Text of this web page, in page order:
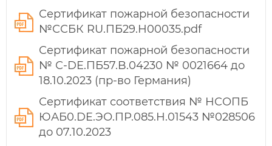
Сертификат пожарной безопасности
№ССБК RU.ПБ29.Н00035.pdf
Сертификат пожарной безопасности
№ С-DE.ПБ57.B.04230 № 0021664 до
18.10.2023 (пр-во Германия)
Сертификат соответствия № НСОПБ
ЮАБ0.DE.ЭО.ПР.085.Н.01543 №028506
до 07.10.2023